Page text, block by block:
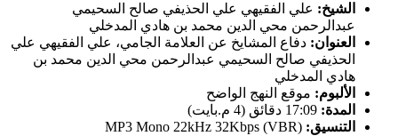
الشيخ: علي الفقيهي علي الحذيفي صالح السحيمي
عبدالرحمن محي الدين محمد بن هادي المدخلي
العنوان: دفاع المشايخ عن العلامة الجامي، علي الفقيهي علي
الحذيفي صالح السحيمي عبدالرحمن محي الدين محمد بن
هادي المدخلي
الألبوم: موقع النهج الواضح
المدة: 17:09 دقائق (‏4 م.بايت)
التنسيق: MP3 Mono 22kHz 32Kbps (VBR)